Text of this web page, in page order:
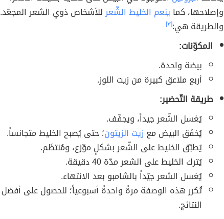
وإصلاحها، كما ينعم الخليط الشّعرللأشخاص ذوي الشعر المجعّد.
والطريقة هي:[٣]
المكوّنات:
بيضة واحدة.
أربع ملاعق كبيرة من زيت اللوز.
طريقة التّحضير:
يُغسل الشّعر جيداً، ويجفّف.
يُخفَق البيض مع زيت الزيتون؛ حتى يُصبح الخليط متجانساً.
يُطبّق الخليط على الشّعر بشكلٍ موّزع، ومُنتظَم.
يُترك الخليط على الشعر مدّة 40 دقيقة.
يُغسل الشعر جيّداً بالشامبو بعد الانتهاء.
تُكرر هذه الوصفة مرةً واحدةً أسبوعياً؛ للحصول على أفضل
النتائج.